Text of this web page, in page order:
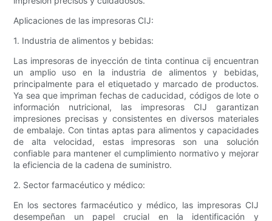
Aplicaciones de las impresoras CIJ:
1. Industria de alimentos y bebidas:
Las impresoras de inyección de tinta continua cij encuentran
un amplio uso en la industria de alimentos y bebidas,
principalmente para el etiquetado y marcado de productos.
Ya sea que impriman fechas de caducidad, códigos de lote o
información nutricional, las impresoras CIJ garantizan
impresiones precisas y consistentes en diversos materiales
de embalaje. Con tintas aptas para alimentos y capacidades
de alta velocidad, estas impresoras son una solución
confiable para mantener el cumplimiento normativo y mejorar
la eficiencia de la cadena de suministro.
2. Sector farmacéutico y médico:
En los sectores farmacéutico y médico, las impresoras CIJ
desempeñan un papel crucial en la identificación y